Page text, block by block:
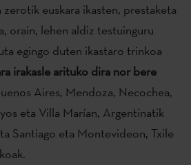
zerotik euskara ikasten, prestaketa
orain, lehen aldiz testuinguru
egingo duten ikastaro trinkoa
irakasle arituko dira nor bere
Aires, Mendoza, Necochea,
eta Villa Marían, Argentinatik
Santiago eta Montevideon, Txile